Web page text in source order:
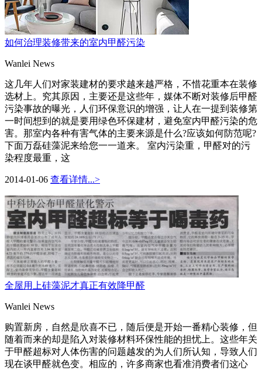
如何治理装修带来的室内甲醛污染
Wanlei News
这几年人们对家装建材的要求越来越严格，不惜花重本在装修
选材上。究其原因，主要还是这些年，媒体不断对装修后甲醛
污染事故的曝光，人们环保意识的增强，让人在一提到装修第
一时间想到的就是要用绿色环保建材，避免室内甲醛污染的危
害。那室内各种有害气体的主要来源是什么?应该如何防范呢?
下面万磊硅藻泥来给您一一道来。 室内污染重，甲醛对的污
染程度最重，这
2014-01-06 查看详情...>
全屋用上硅藻泥才真正有效降甲醛
Wanlei News
购置新房，自然是欣喜不已，随后便是开始一番精心装修，但
随着而来的却是陷入对装修材料环保性能的担忧上。这些年关
于甲醛超标对人体伤害的问题越发的为人们所认知，导致人们
现在谈甲醛就色变。相应的，许多商家也看准消费者们这心